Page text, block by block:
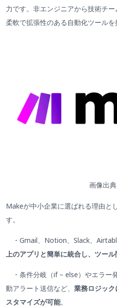
力です。非エンジニアから技術チ
柔軟で拡張性のある自動化ツールを
画像出
Makeが中小企業に選ばれる理由と
す。
・Gmail、Notion、Slack、
上のアプリと簡単に統合し、ツー
・条件分岐（if – else）やエラー
動アラート送信など、 業務ロジッ
スタマイズが可能。